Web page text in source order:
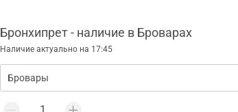
Бронхипрет - наличие в Броварах
Наличие актуально на 17:45